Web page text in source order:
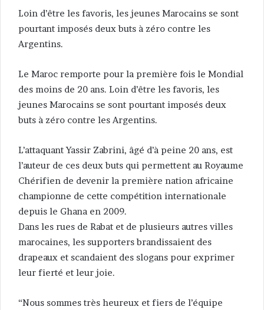
Loin d’être les favoris, les jeunes Marocains se sont
pourtant imposés deux buts à zéro contre les
Argentins.
Le Maroc remporte pour la première fois le Mondial
des moins de 20 ans. Loin d’être les favoris, les
jeunes Marocains se sont pourtant imposés deux
buts à zéro contre les Argentins.
L’attaquant Yassir Zabrini, âgé d’à peine 20 ans, est
l’auteur de ces deux buts qui permettent au Royaume
Chérifien de devenir la première nation africaine
championne de cette compétition internationale
depuis le Ghana en 2009.
Dans les rues de Rabat et de plusieurs autres villes
marocaines, les supporters brandissaient des
drapeaux et scandaient des slogans pour exprimer
leur fierté et leur joie.
“Nous sommes très heureux et fiers de l’équipe